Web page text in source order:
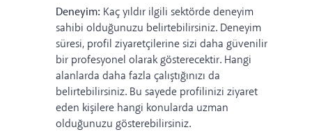
Deneyim: Kaç yıldır ilgili sektörde deneyim
sahibi olduğunuzu belirtebilirsiniz. Deneyim
süresi, profil ziyaretçilerine sizi daha güvenilir
bir profesyonel olarak gösterecektir. Hangi
alanlarda daha fazla çalıştığınızı da
belirtebilirsiniz. Bu sayede profilinizi ziyaret
eden kişilere hangi konularda uzman
olduğunuzu gösterebilirsiniz.